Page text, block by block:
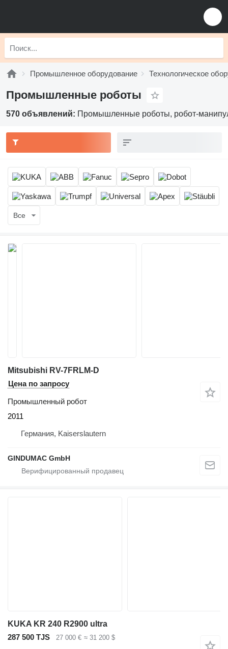
Промышленное оборудование Технологическое
Промышленные роботы
570 объявлений: Промышленные роботы, робот-
Все
Mitsubishi RV-7FRLM-D
Цена по запросу
Промышленный робот
2011
Германия, Kaiserslautern
GINDUMAC GmbH
KUKA KR 240 R2900 ultra
287 500 TJS
27 000 € ≈ 31 200 $